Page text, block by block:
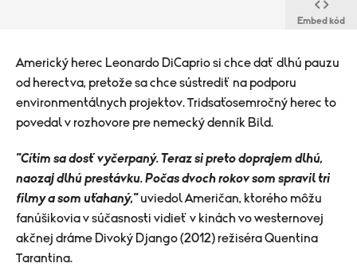
Embed kód
Americký herec Leonardo DiCaprio si chce dať dlhú pauzu
od herectva, pretože sa chce sústrediť na podporu
environmentálnych projektov. Tridsaťosemročný herec to
povedal v rozhovore pre nemecký denník Bild.
"Cítim sa dosť vyčerpaný. Teraz si preto doprajem dlhú,
naozaj dlhú prestávku. Počas dvoch rokov som spravil tri
filmy a som uťahaný,"uviedol Američan, ktorého môžu
fanúšikovia v súčasnosti vidieť v kinách vo westernovej
akčnej dráme Divoký Django (2012) režiséra Quentina
Tarantina.